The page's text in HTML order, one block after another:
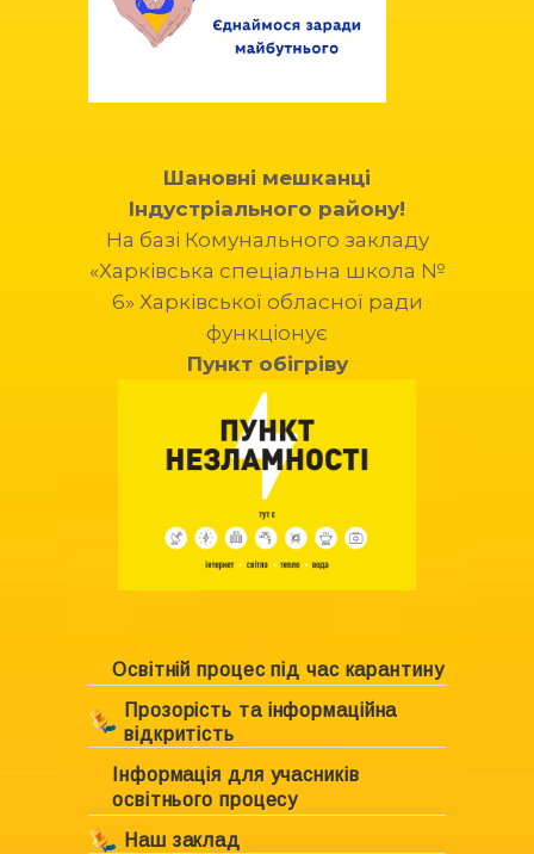
Шановні мешканці
Індустріального району!
На базі Комунального закладу
«Харківська спеціальна школа №
6» Харківської обласної ради
функціонує
Пункт обігріву
Освітній процес під час карантину
Прозорість та інформаційна
відкритість
Ліцензування закладу
Свідоцтво про право власності
Інформація для учасників
освітнього процесу
Наш заклад